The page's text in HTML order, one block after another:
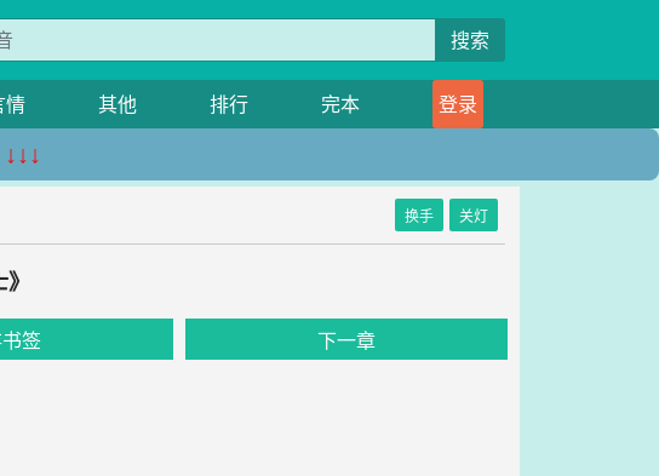
搜索
情 其他 排行 完本
登录
↓↓↓
换手 关灯
签 下一章